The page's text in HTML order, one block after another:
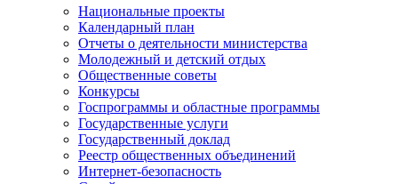
Национальные проекты
Календарный план
Отчеты о деятельности министерства
Молодежный и детский отдых
Общественные советы
Конкурсы
Госпрограммы и областные программы
Государственные услуги
Государственный доклад
Реестр общественных объединений
Интернет-безопасность